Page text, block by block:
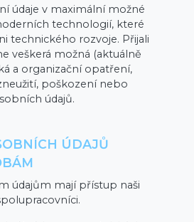
údaje v maximální možné
technologií, které
technického rozvoje. Přijali
veškerá možná (aktuálně
a organizační opatření,
poškození nebo
údajů.
ÚDAJŮ
údajům mají přístup naši